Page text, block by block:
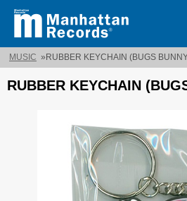
MUSIC » RUBBER KEYCHAIN (BUGS
RUBBER KEYCHAIN